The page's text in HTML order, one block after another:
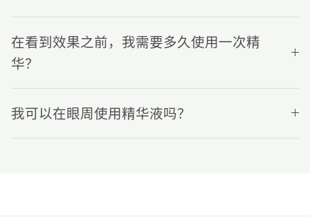
在看到效果之前，我需要多久使用一次精
华？
我可以在眼周使用精华液吗？